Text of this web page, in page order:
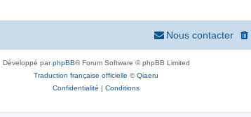
Nous contacter
Développé parphpBB® Forum Software © phpBB Limited
Traduction française officielle ©Qiaeru
Confidentialité | Conditions